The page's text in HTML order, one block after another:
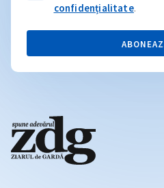
confidențialitate.